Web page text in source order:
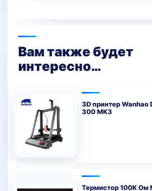
Вам также будет
интересно…
3D принтер
300 MK3
Термистор 100K Ом